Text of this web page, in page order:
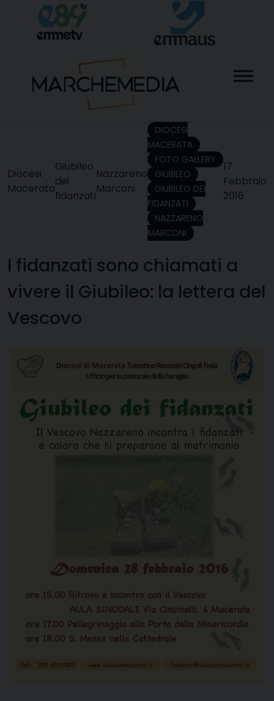
content
Diocesi
Macerata
Giubileo
dei
fidanzati
Nazzareno
Marconi
DIOCESI
MACERATA
FOTO GALLERY
GIUBILEO
GIUBILEO DEI
FIDANZATI
NAZZARENO
MARCONI
17
Febbraio
2016
I fidanzati sono chiamati a
vivere il Giubileo: la lettera del
Vescovo